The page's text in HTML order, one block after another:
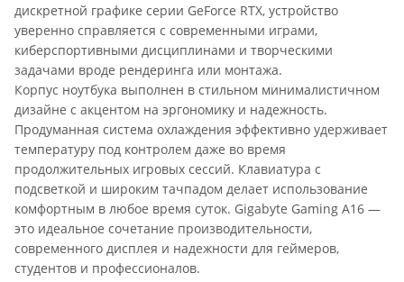
дискретной графике серии GeForce RTX, устройство
уверенно справляется с современными играми,
киберспортивными дисциплинами и творческими
задачами вроде рендеринга или монтажа.
Корпус ноутбука выполнен в стильном минималистичном
дизайне с акцентом на эргономику и надежность.
Продуманная система охлаждения эффективно удерживает
температуру под контролем даже во время
продолжительных игровых сессий. Клавиатура с
подсветкой и широким тачпадом делает использование
комфортным в любое время суток. Gigabyte Gaming A16 —
это идеальное сочетание производительности,
современного дисплея и надежности для геймеров,
студентов и профессионалов.